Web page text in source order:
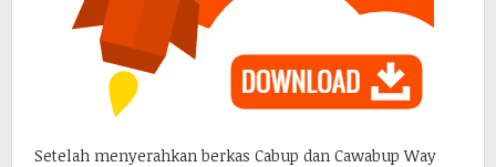
Setelah menyerahkan berkas Cabup dan Cawabup Way